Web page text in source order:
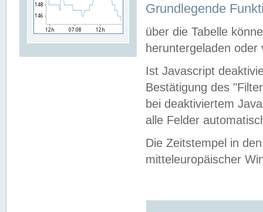
Grundlegende
über die Tabelle
heruntergeladen oder
Ist Javascript
Bestätigung des
bei deaktiviertem
alle Felder
Die Zeitstempel in
mitteleuropäischer